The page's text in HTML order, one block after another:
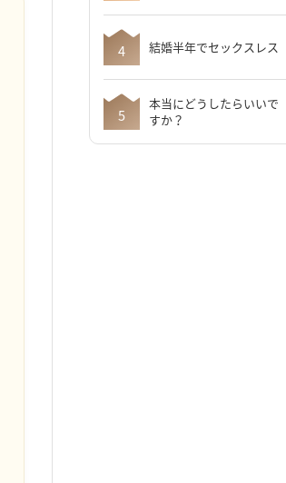
結婚半年でセックスレス
本当にどうしたらいいで
すか？